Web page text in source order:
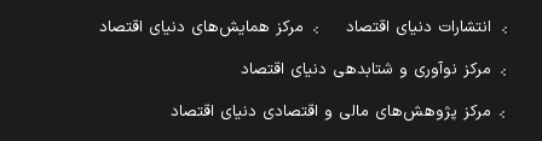
انتشارات دنیای اقتصاد
مرکز همایش‌های دنیای اقتصاد
مرکز نوآوری و شتابدهی دنیای اقتصاد
مرکز پژوهش‌های مالی و اقتصادی دنیای اقتصاد